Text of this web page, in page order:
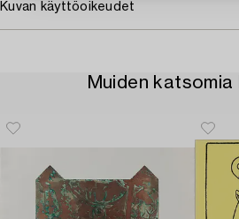
Kuvan käyttöoikeudet
Muiden